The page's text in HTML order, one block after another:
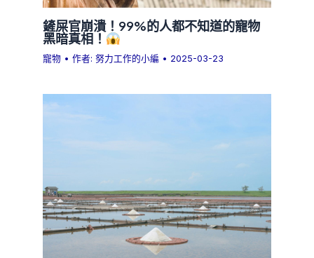
鏟屎官崩潰！99%的人都不知道的寵物
黑暗真相！
寵物 • 作者:努力工作的小編 • 2025-03-23